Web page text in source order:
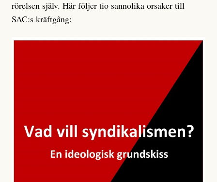
rörelsen själv. Här följer tio sannolika orsaker till
SAC:s kräftgång: